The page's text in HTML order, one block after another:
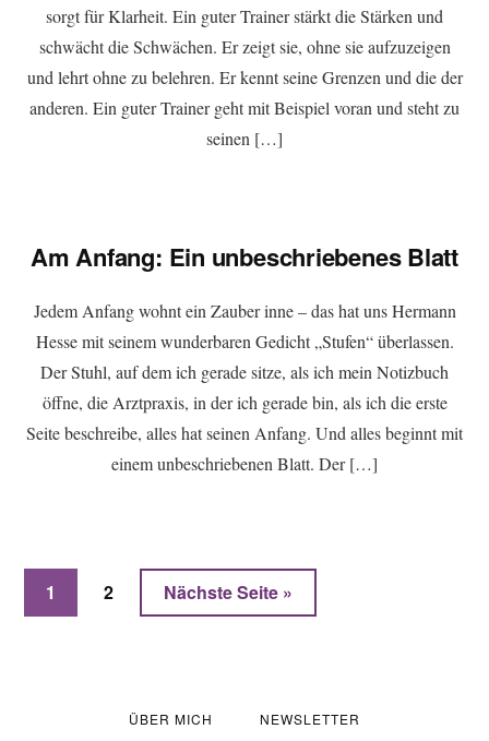
sorgt für Klarheit. Ein guter Trainer stärkt die Stärken und
schwächt die Schwächen. Er zeigt sie, ohne sie aufzuzeigen
und lehrt ohne zu belehren. Er kennt seine Grenzen und die der
anderen. Ein guter Trainer geht mit Beispiel voran und steht zu
seinen […]
Am Anfang: Ein unbeschriebenes Blatt
Jedem Anfang wohnt ein Zauber inne – das hat uns Hermann
Hesse mit seinem wunderbaren Gedicht „Stufen“ überlassen.
Der Stuhl, auf dem ich gerade sitze, als ich mein Notizbuch
öffne, die Arztpraxis, in der ich gerade bin, als ich die erste
Seite beschreibe, alles hat seinen Anfang. Und alles beginnt mit
einem unbeschriebenen Blatt. Der […]
Seite
1 Seite
2 Nächste Seite aufrufen
»
ÜBER MICH NEWSLETTER